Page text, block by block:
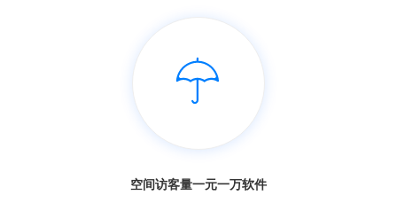
空间访客量一元一万软件